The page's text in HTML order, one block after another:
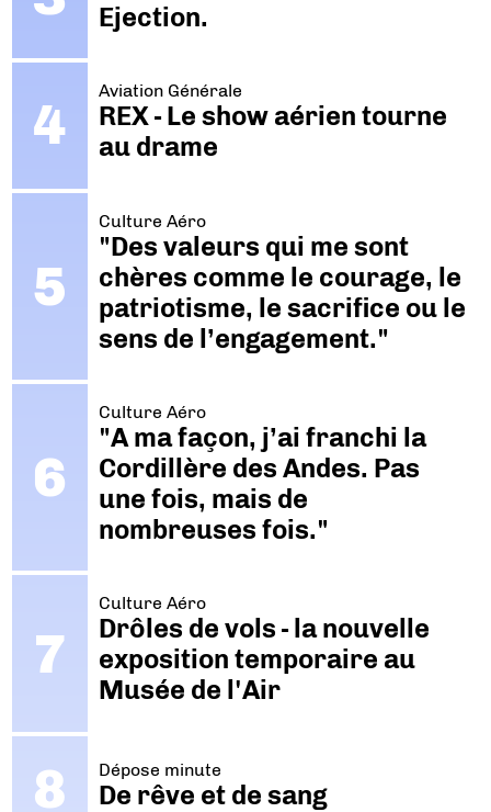
Ejection.
Aviation Générale
REX - Le show aérien tourne
au drame
Culture Aéro
"Des valeurs qui me sont
chères comme le courage, le
patriotisme, le sacrifice ou le
sens de l’engagement."
Culture Aéro
"A ma façon, j’ai franchi la
Cordillère des Andes. Pas
une fois, mais de
nombreuses fois."
Culture Aéro
Drôles de vols - la nouvelle
exposition temporaire au
Musée de l'Air
Dépose minute
De rêve et de sang